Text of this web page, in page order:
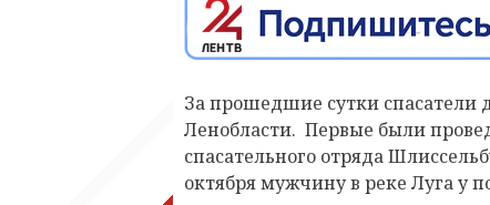
За прошедшие сутки спасатели
Ленобласти. Первые были
спасательного отряда
октября мужчину в реке Луга у